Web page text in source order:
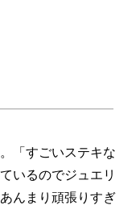
。「すごいステキな
いるのでジュエリ
んまり頑張りすぎ